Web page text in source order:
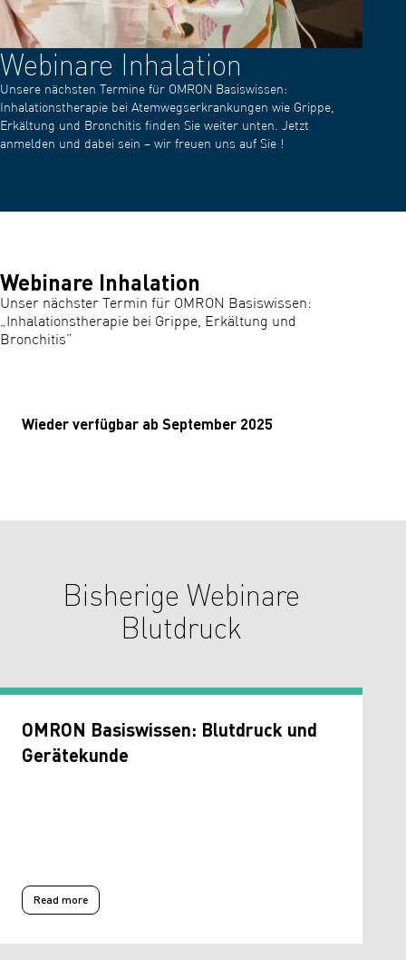
Webinare Inhalation
Unsere nächsten Termine für OMRON Basiswissen:
Inhalationstherapie bei Atemwegserkrankungen wie Grippe,
Erkältung und Bronchitis finden Sie weiter unten. Jetzt
anmelden und dabei sein – wir freuen uns auf Sie !
Webinare Inhalation
Unser nächster Termin für OMRON Basiswissen:
„Inhalationstherapie bei Grippe, Erkältung und
Bronchitis”
Wieder verfügbar ab September 2025
Bisherige Webinare
Blutdruck
und Schlaganfalls-Prävention
OMRON Basiswissen: Blutdruck und
Gerätekunde
Read moreRead more about OMRON Basiswissen: Blutdruck und Gerätekunde